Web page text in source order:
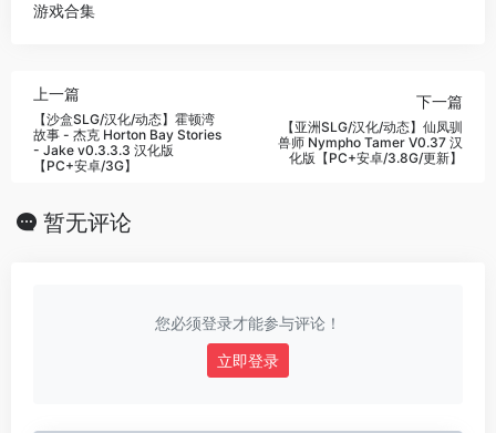
游戏合集
上一篇
【沙盒SLG/汉化/动态】霍顿湾
故事 - 杰克 Horton Bay Stories
- Jake v0.3.3.3 汉化版
【PC+安卓/3G】
下一篇
【亚洲SLG/汉化/动态】仙凤驯
兽师 Nympho Tamer V0.37 汉
化版【PC+安卓/3.8G/更新】
暂无评论
您必须登录才能参与评论！
立即登录